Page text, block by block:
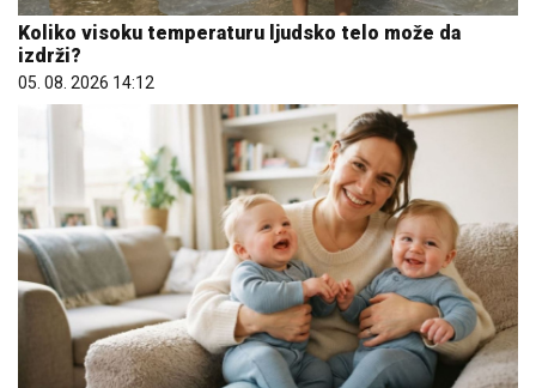
Koliko visoku temperaturu ljudsko telo može da
izdrži?
05. 08. 2026 14:12